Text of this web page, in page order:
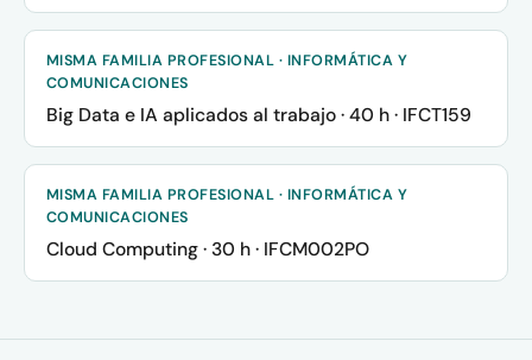
MISMA FAMILIA PROFESIONAL · INFORMÁTICA Y
COMUNICACIONES
Big Data e IA aplicados al trabajo · 40 h · IFCT159
MISMA FAMILIA PROFESIONAL · INFORMÁTICA Y
COMUNICACIONES
Cloud Computing · 30 h · IFCM002PO